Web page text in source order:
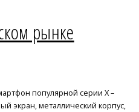
рынке
популярной серии Х –
экран, металлический корпус,